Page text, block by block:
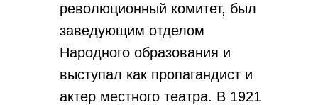
революционный комитет, был
заведующим отделом
Народного образования и
выступал как пропагандист и
актер местного театра. В 1921